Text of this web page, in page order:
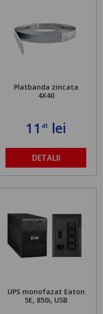
Platbanda zincata
4X40
11 41 lei
DETALII
UPS monofazat Eaton
5E, 850i, USB